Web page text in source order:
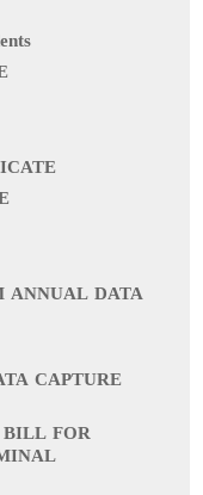
ANNUAL DATA
CAPTURE
BILL FOR